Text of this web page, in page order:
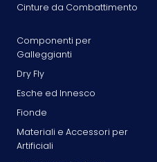
Cinture da Combattimento
Componenti per
Galleggianti
Dry Fly
Esche ed Innesco
Fionde
Materiali e Accessori per
Artificiali